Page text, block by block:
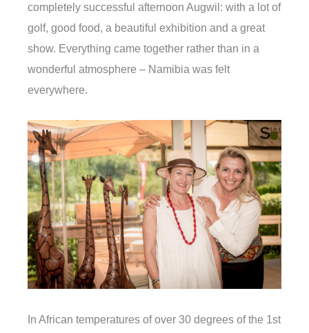
completely successful afternoon Augwil: with a lot of
golf, good food, a beautiful exhibition and a great
show. Everything came together rather than in a
wonderful atmosphere – Namibia was felt
everywhere.
In African temperatures of over 30 degrees of the 1st